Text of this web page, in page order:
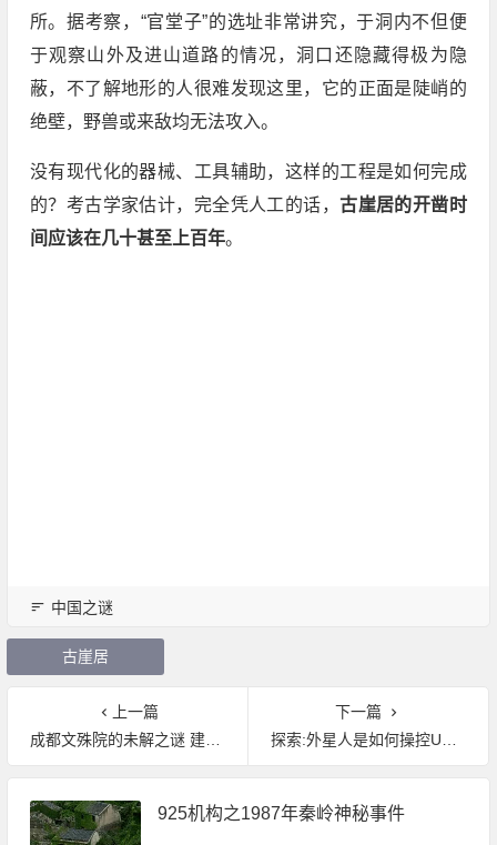
所。据考察，“官堂子”的选址非常讲究，于洞内不但便
于观察山外及进山道路的情况，洞口还隐藏得极为隐
蔽，不了解地形的人很难发现这里，它的正面是陡峭的
绝壁，野兽或来敌均无法攻入。
没有现代化的器械、工具辅助，这样的工程是如何完成
的？考古学家估计，完全凭人工的话，古崖居的开凿时
间应该在几十甚至上百年。
中国之谜
古崖居
上一篇
成都文殊院的未解之谜 建筑烧光 佛身无损
下一篇
探索:外星人是如何操控UFO飞碟运行的？
925机构之1987年秦岭神秘事件